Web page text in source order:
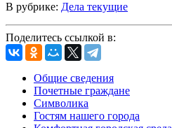
В рубрике: Дела текущие
Поделитесь ссылкой в:
Общие сведения
Почетные граждане
Символика
Гостям нашего города